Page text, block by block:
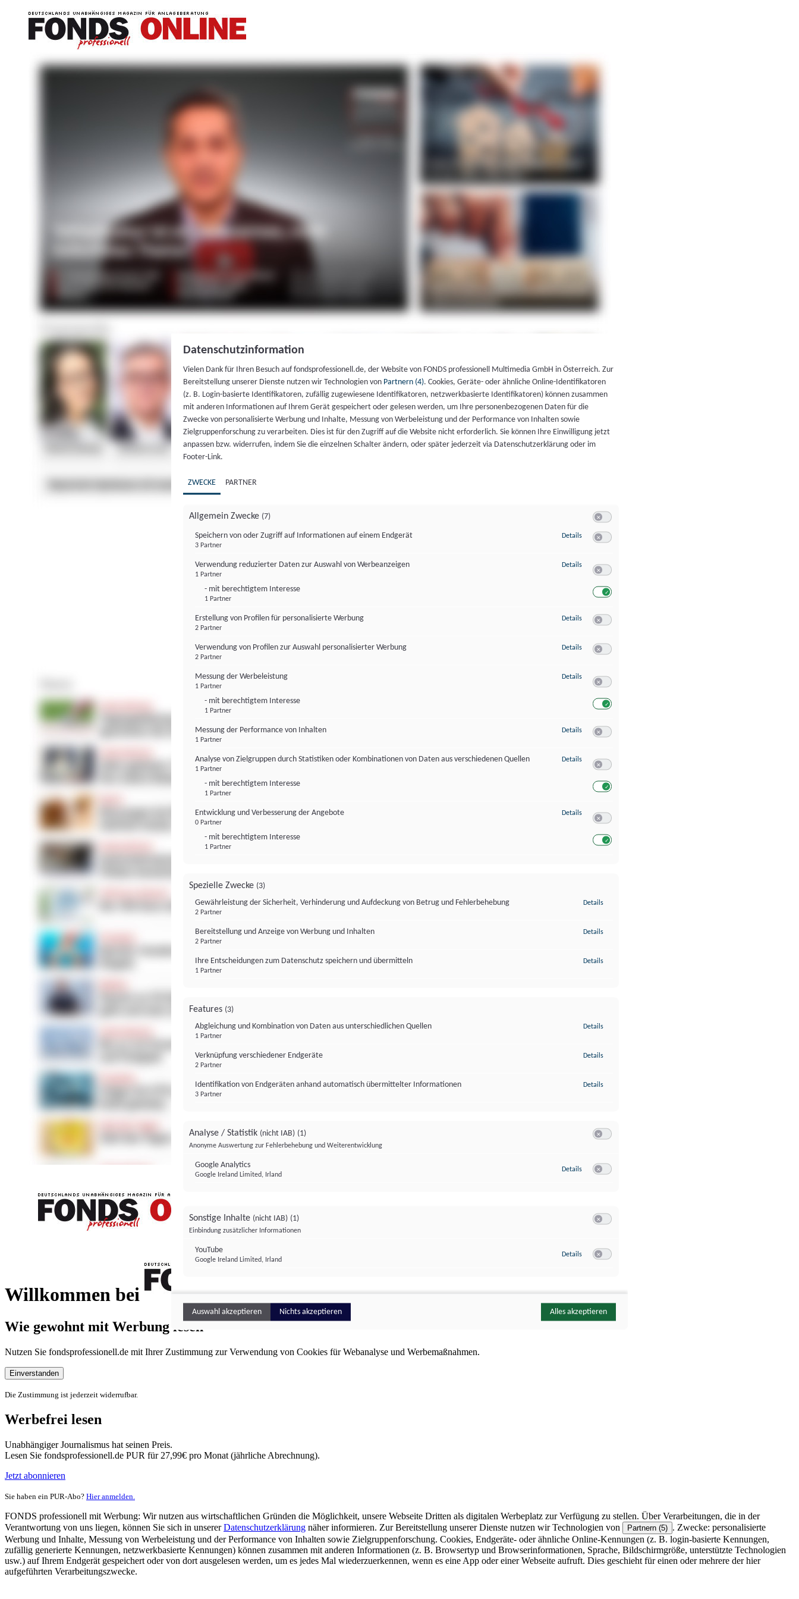
Willkommen bei
FONDS professionell
Wie gewohnt mit Werbung lesen
Nutzen Sie fondsprofessionell.de mit Ihrer Zustimmung zur Verwendung von Cookies für Webanalyse und Werbemaßnahmen.
Einverstanden
Die Zustimmung ist jederzeit widerrufbar.
Werbefrei lesen
Unabhängiger Journalismus hat seinen Preis.
Lesen Sie fondsprofessionell.de PUR für 27,99€ pro Monat (jährliche Abrechnung).
Jetzt abonnieren
Sie haben ein PUR-Abo? Hier anmelden.
FONDS professionell mit Werbung: Wir nutzen aus wirtschaftlichen Gründen die Möglichkeit, unsere Webseite Dritten als digitalen Werbeplatz zur Verfügung zu stellen. Über Verarbeitungen, die in der
Verantwortung von uns liegen, können Sie sich in unsererDatenschutzerklärung näher informieren. Zur Bereitstellung unserer Dienste nutzen wir Technologien von Partnern (5) . Zwecke: personalisierte
Werbung und Inhalte, Messung von Werbeleistung und der Performance von Inhalten sowie Zielgruppenforschung. Cookies, Endgeräte- oder ähnliche Online-Kennungen (z. B. login-basierte Kennungen,
zufällig generierte Kennungen, netzwerkbasierte Kennungen) können zusammen mit anderen Informationen (z. B. Browsertyp und Browserinformationen, Sprache, Bildschirmgröße, unterstützte Technologien
usw.) auf Ihrem Endgerät gespeichert oder von dort ausgelesen werden, um es jedes Mal wiederzuerkennen, wenn es eine App oder einer Webseite aufruft. Dies geschieht für einen oder mehrere der hier
aufgeführten Verarbeitungszwecke.
Datenschutzinformation
Vielen Dank für Ihren Besuch auf fondsprofessionell.de, der Website von FONDS professionell Multimedia GmbH in Österreich. Zur
Bereitstellung unserer Dienste nutzen wir Technologien von Partnern (4). Cookies, Geräte- oder ähnliche Online-Identifikatoren
(z. B. Login-basierte Identifikatoren, zufällig zugewiesene Identifikatoren, netzwerkbasierte Identifikatoren) können zusammen
mit anderen Informationen auf Ihrem Gerät gespeichert oder gelesen werden, um Ihre personenbezogenen Daten für die
Zwecke von personalisierte Werbung und Inhalte, Messung von Werbeleistung und der Performance von Inhalten sowie
Zielgruppenforschung zu verarbeiten. Dies ist für den Zugriff auf die Website nicht erforderlich. Sie können Ihre Einwilligung jetzt
anpassen bzw. widerrufen, indem Sie die einzelnen Schalter ändern, oder später jederzeit via Datenschutzerklärung oder im
Footer-Link.
ZWECKE PARTNER
Allgemein Zwecke (7)
Speichern von oder Zugriff auf Informationen auf einem Endgerät
3 Partner
Details zu Speichern von oder Zugriff auf Informationen auf einem Endgerät
Verwendung reduzierter Daten zur Auswahl von Werbeanzeigen
1 Partner
- mit berechtigtem Interesse
1 Partner
Details zu Verwendung reduzierter Daten zur Auswahl von Werbeanzeigen
Erstellung von Profilen für personalisierte Werbung
2 Partner
Details zu Erstellung von Profilen für personalisierte Werbung
Verwendung von Profilen zur Auswahl personalisierter Werbung
2 Partner
Details zu Verwendung von Profilen zur Auswahl personalisierter Werbung
Messung der Werbeleistung
1 Partner
- mit berechtigtem Interesse
1 Partner
Details zu Messung der Werbeleistung
Messung der Performance von Inhalten
1 Partner
Details zu Messung der Performance von Inhalten
Analyse von Zielgruppen durch Statistiken oder Kombinationen von Daten aus verschiedenen Quellen
1 Partner
- mit berechtigtem Interesse
1 Partner
Details zu Analyse von Zielgruppen durch Statistiken oder Kombinationen von
Entwicklung und Verbesserung der Angebote
0 Partner
- mit berechtigtem Interesse
1 Partner
Details zu Entwicklung und Verbesserung der Angebote
Spezielle Zwecke (3)
Gewährleistung der Sicherheit, Verhinderung und Aufdeckung von Betrug und Fehlerbehebung
2 Partner
Details
Bereitstellung und Anzeige von Werbung und Inhalten
2 Partner
Details
Ihre Entscheidungen zum Datenschutz speichern und übermitteln
1 Partner
Details
Features (3)
Abgleichung und Kombination von Daten aus unterschiedlichen Quellen
1 Partner
Details
Verknüpfung verschiedener Endgeräte
2 Partner
Details
Identifikation von Endgeräten anhand automatisch übermittelter Informationen
3 Partner
Details
Analyse / Statistik (nicht IAB) (1)
Anonyme Auswertung zur Fehlerbehebung und Weiterentwicklung
Google Analytics
Google Ireland Limited, Irland
Details zu Google Analytics
Sonstige Inhalte (nicht IAB) (1)
Einbindung zusätzlicher Informationen
YouTube
Google Ireland Limited, Irland
Details zu YouTube
Auswahl akzeptieren Nichts akzeptieren Alles akzeptieren